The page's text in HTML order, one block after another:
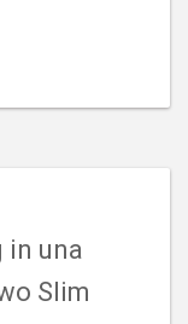
in una
Slim